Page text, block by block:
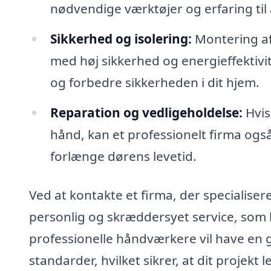
nødvendige værktøjer og erfaring til
Sikkerhed og isolering: Montering
med høj sikkerhed og
og forbedre sikkerheden i dit hjem.
Reparation og vedligeholdelse:
hånd, kan et professionelt firma
forlænge dørens levetid.
Ved at kontakte et firma, der
personlig og skræddersyet service,
professionelle håndværkere vil have
standarder, hvilket sikrer, at dit projekt